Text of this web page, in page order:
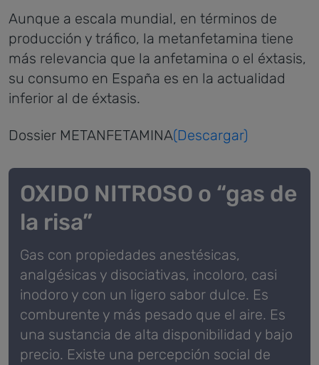
Aunque a escala mundial, en términos de
producción y tráfico, la metanfetamina tiene
más relevancia que la anfetamina o el éxtasis,
su consumo en España es en la actualidad
inferior al de éxtasis.
Dossier METANFETAMINA(Descargar)
OXIDO NITROSO o “gas de
la risa”
Gas con propiedades anestésicas,
analgésicas y disociativas, incoloro, casi
inodoro y con un ligero sabor dulce. Es
comburente y más pesado que el aire. Es
una sustancia de alta disponibilidad y bajo
precio. Existe una percepción social de